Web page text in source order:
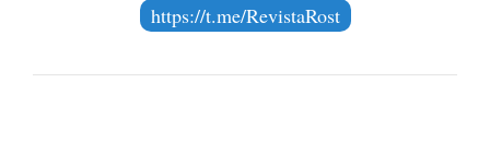
https://t.me/RevistaRost